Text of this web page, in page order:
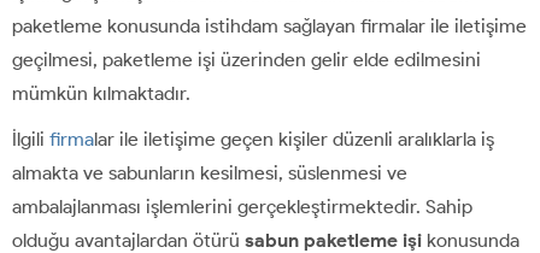
paketleme konusunda istihdam sağlayan firmalar ile iletişime
geçilmesi, paketleme işi üzerinden gelir elde edilmesini
mümkün kılmaktadır.
İlgili firmalar ile iletişime geçen kişiler düzenli aralıklarla iş
almakta ve sabunların kesilmesi, süslenmesi ve
ambalajlanması işlemlerini gerçekleştirmektedir. Sahip
olduğu avantajlardan ötürü sabun paketleme işi konusunda